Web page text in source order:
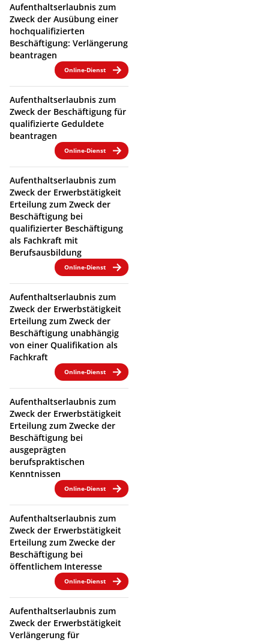
Aufenthaltserlaubnis zum
Zweck der Ausübung einer
hochqualifizierten
Beschäftigung: Verlängerung
beantragen
Online-Dienst
Aufenthaltserlaubnis zum
Zweck der Beschäftigung für
qualifizierte Geduldete
beantragen
Online-Dienst
Aufenthaltserlaubnis zum
Zweck der Erwerbstätigkeit
Erteilung zum Zweck der
Beschäftigung bei
qualifizierter Beschäftigung
als Fachkraft mit
Berufsausbildung
Online-Dienst
Aufenthaltserlaubnis zum
Zweck der Erwerbstätigkeit
Erteilung zum Zweck der
Beschäftigung unabhängig
von einer Qualifikation als
Fachkraft
Online-Dienst
Aufenthaltserlaubnis zum
Zweck der Erwerbstätigkeit
Erteilung zum Zwecke der
Beschäftigung bei
ausgeprägten
berufspraktischen
Kenntnissen
Online-Dienst
Aufenthaltserlaubnis zum
Zweck der Erwerbstätigkeit
Erteilung zum Zwecke der
Beschäftigung bei
öffentlichem Interesse
Online-Dienst
Aufenthaltserlaubnis zum
Zweck der Erwerbstätigkeit
Verlängerung für